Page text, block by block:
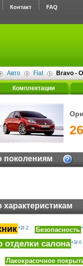
Контакт FAQ
Авто Fiat Bravo -
Комплектации
поколениям
+2/-2 Безопасность
отделки салона +3/-0
Лакокрасочное